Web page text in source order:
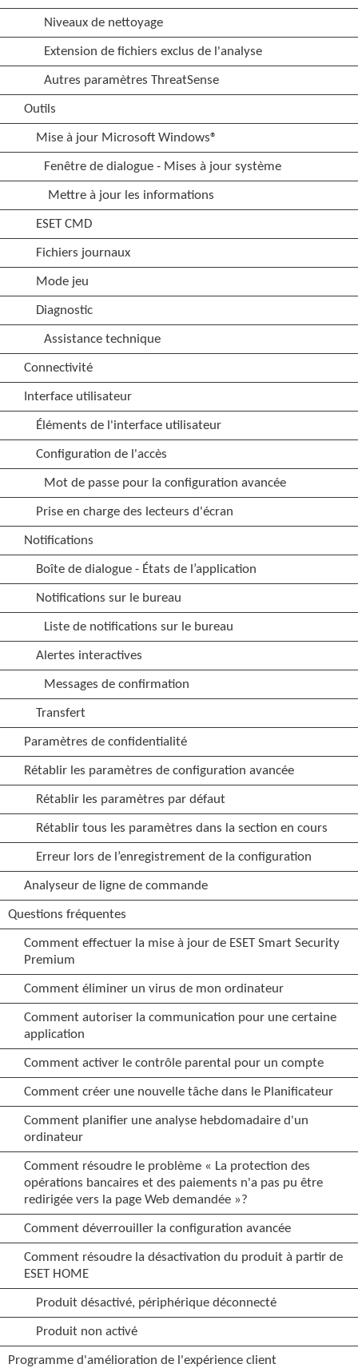
Niveaux de nettoyage
Extension de fichiers exclus de l'analyse
Autres paramètres ThreatSense
Outils
Mise à jour Microsoft Windows®
Fenêtre de dialogue - Mises à jour système
Mettre à jour les informations
ESET CMD
Fichiers journaux
Mode jeu
Diagnostic
Assistance technique
Connectivité
Interface utilisateur
Éléments de l'interface utilisateur
Configuration de l'accès
Mot de passe pour la configuration avancée
Prise en charge des lecteurs d'écran
Notifications
Boîte de dialogue - États de l’application
Notifications sur le bureau
Liste de notifications sur le bureau
Alertes interactives
Messages de confirmation
Transfert
Paramètres de confidentialité
Rétablir les paramètres de configuration avancée
Rétablir les paramètres par défaut
Rétablir tous les paramètres dans la section en cours
Erreur lors de l’enregistrement de la configuration
Analyseur de ligne de commande
Questions fréquentes
Comment effectuer la mise à jour de ESET Smart Security
Premium
Comment éliminer un virus de mon ordinateur
Comment autoriser la communication pour une certaine
application
Comment activer le contrôle parental pour un compte
Comment créer une nouvelle tâche dans le Planificateur
Comment planifier une analyse hebdomadaire d'un
ordinateur
Comment résoudre le problème « La protection des
opérations bancaires et des paiements n'a pas pu être
redirigée vers la page Web demandée »?
Comment déverrouiller la configuration avancée
Comment résoudre la désactivation du produit à partir de
ESET HOME
Produit désactivé, périphérique déconnecté
Produit non activé
Programme d'amélioration de l'expérience client